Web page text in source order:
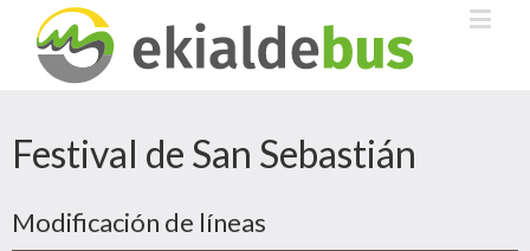
Festival de San Sebastián
Modificación de líneas